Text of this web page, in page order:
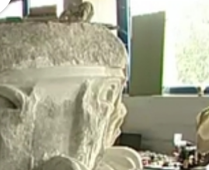
előre, a város másik végén, egy óriási
oszloptöredék mögül. Nem szól sokat,
Minden, ami körülötte a
alkotta.
feladat. Mintegy 800 tárgyat, többségében
birtokába, a restaurátorok pedig
állapotba hozni. Minden előkerült
titkainak megfejtéséhez.